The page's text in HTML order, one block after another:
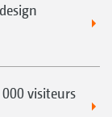
000 visiteurs